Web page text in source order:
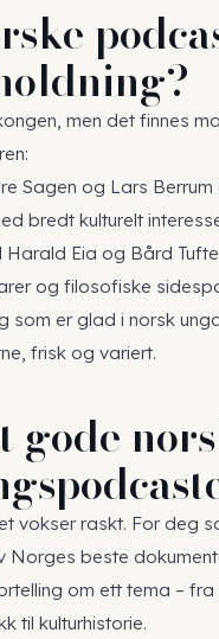
men det finnes
Sagen og Lars
bredt kulturelt
Harald Eia og Bård
og filosofiske
som er glad i norsk
frisk og variert.
gode
vokser raskt. For deg
Norges beste
om ett tema – fra
til kulturhistorie.